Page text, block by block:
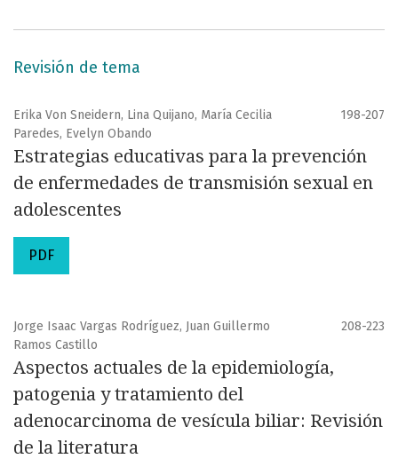
Revisión de tema
Erika Von Sneidern, Lina Quijano, María Cecilia
Paredes, Evelyn Obando
198-207
Estrategias educativas para la prevención
de enfermedades de transmisión sexual en
adolescentes
PDF
Jorge Isaac Vargas Rodríguez, Juan Guillermo
Ramos Castillo
208-223
Aspectos actuales de la epidemiología,
patogenia y tratamiento del
adenocarcinoma de vesícula biliar: Revisión
de la literatura